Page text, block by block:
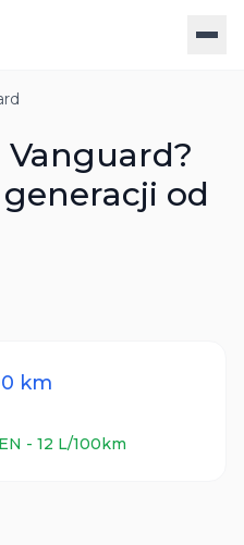
Vanguard?
od
km
- 12 L/100km